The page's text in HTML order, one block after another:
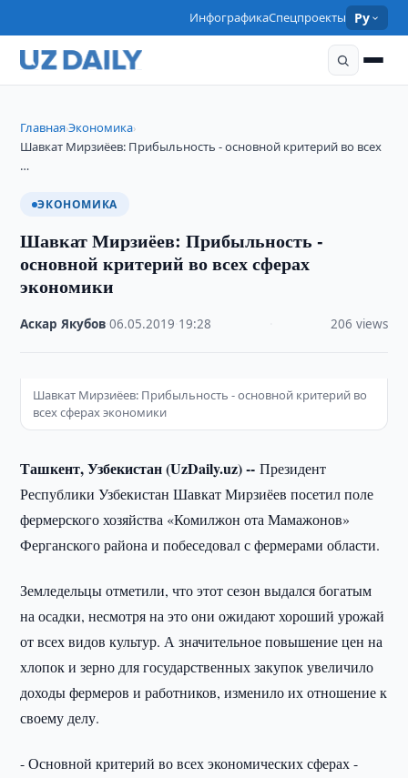
ИнфографикаСпецпроекты Ру
Главная›Экономика›
Шавкат Мирзиёев: Прибыльность - основной критерий во всех
…
ЭКОНОМИКА
Шавкат Мирзиёев: Прибыльность -
основной критерий во всех сферах
экономики
Аскар Якубов ·06.05.2019 19:28 206 views
Шавкат Мирзиёев: Прибыльность - основной критерий во
всех сферах экономики
Ташкент, Узбекистан (UzDaily.uz) --Президент
Республики Узбекистан Шавкат Мирзиёев посетил поле
фермерского хозяйства «Комилжон ота Мамажонов»
Ферганского района и побеседовал с фермерами области.
Земледельцы отметили, что этот сезон выдался богатым
на осадки, несмотря на это они ожидают хороший урожай
от всех видов культур. А значительное повышение цен на
хлопок и зерно для государственных закупок увеличило
доходы фермеров и работников, изменило их отношение к
своему делу.
- Основной критерий во всех экономических сферах -